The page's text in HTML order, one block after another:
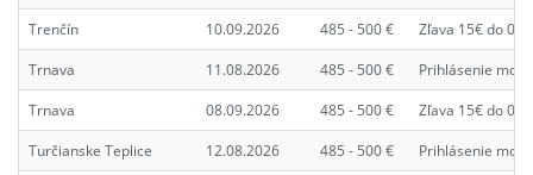
Trenčín
10.09.2026 485 - 500 €
Zľava 15€ do
Trnava
11.08.2026 485 - 500 €
Prihlásenie
Trnava
08.09.2026 485 - 500 €
Zľava 15€ do
Turčianske Teplice
12.08.2026 485 - 500 €
Prihlásenie